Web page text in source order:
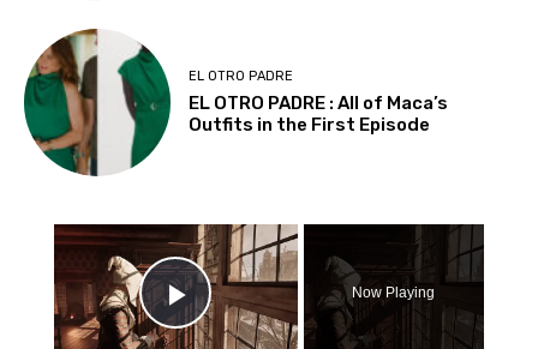
EL OTRO PADRE
EL OTRO PADRE : All of Maca’s
Outfits in the First Episode
×
Play Video
Now Playing